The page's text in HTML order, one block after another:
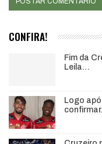
CONFIRA!
Fim da
Leila…
Logo